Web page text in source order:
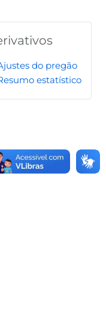
do pregão
estatístico